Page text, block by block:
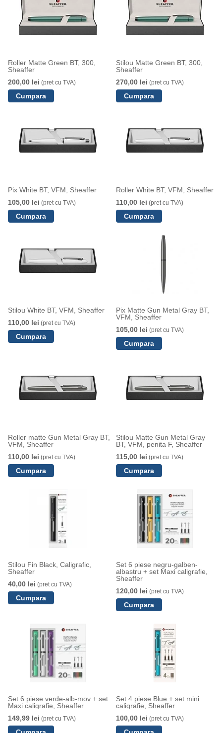
Roller Matte Green BT, 300,
Sheaffer
200,00 lei (pret cu TVA)
Stilou Matte Green BT, 300,
Sheaffer
270,00 lei (pret cu TVA)
Pix White BT, VFM, Sheaffer
105,00 lei (pret cu TVA)
Roller White BT, VFM, Sheaffer
110,00 lei (pret cu TVA)
Stilou White BT, VFM, Sheaffer
110,00 lei (pret cu TVA)
Pix Matte Gun Metal Gray BT,
VFM, Sheaffer
105,00 lei (pret cu TVA)
Roller matte Gun Metal Gray BT,
VFM, Sheaffer
110,00 lei (pret cu TVA)
Stilou Matte Gun Metal Gray
BT, VFM, penita F, Sheaffer
115,00 lei (pret cu TVA)
Stilou Fin Black, Caligrafic,
Sheaffer
40,00 lei (pret cu TVA)
Set 6 piese negru-galben-
albastru + set Maxi caligrafie,
Sheaffer
120,00 lei (pret cu TVA)
Set 6 piese verde-alb-mov + set
Maxi caligrafie, Sheaffer
149,99 lei (pret cu TVA)
Set 4 piese Blue + set mini
caligrafie, Sheaffer
100,00 lei (pret cu TVA)